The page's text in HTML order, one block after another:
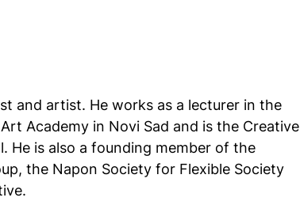
and artist. He works as a lecturer in the
Academy in Novi Sad and is the Creative
He is also a founding member of the
the Napon Society for Flexible Society